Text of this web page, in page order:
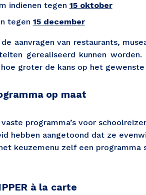
indienen tegen 15 oktober
tegen 15 december
de aanvragen van restaurants,
gerealiseerd kunnen
groter de kans op het
op maat
programma’s voor
hebben aangetoond dat ze
keuzemenu zelf een
à la carte